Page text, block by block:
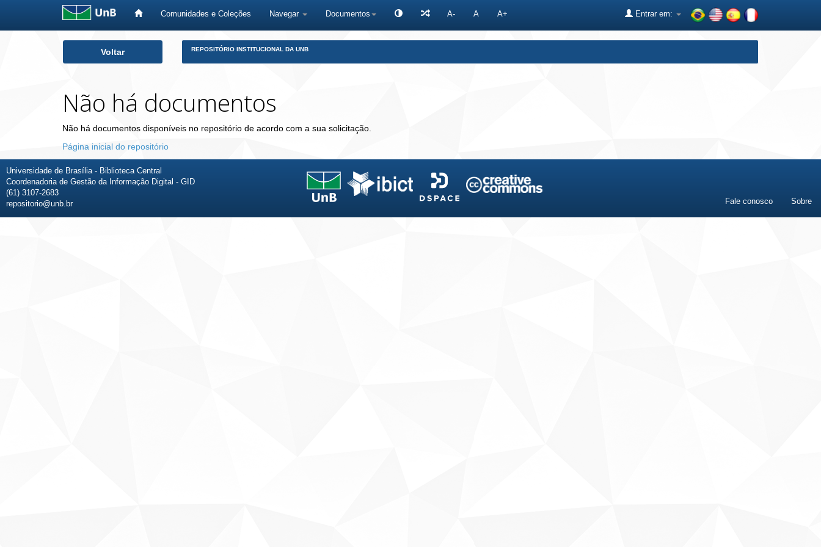
Comunidades e Coleções Navegar Documentos A- A A+ Entrar em:
Voltar REPOSITÓRIO INSTITUCIONAL DA UNB
Não há documentos
Não há documentos disponíveis no repositório de acordo com a sua solicitação.
Página inicial do repositório
Universidade de Brasília - Biblioteca Central
Coordenadoria de Gestão da Informação Digital - GID
(61) 3107-2683
repositorio@unb.br
Fale conosco Sobre